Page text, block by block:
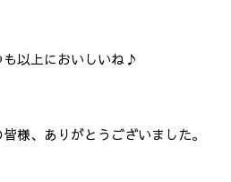
以上においしいね♪
様、ありがとうございました。